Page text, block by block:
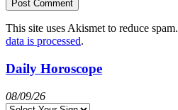
This site uses Akismet to reduce spam.
data is processed.
Daily Horoscope
08/09/26